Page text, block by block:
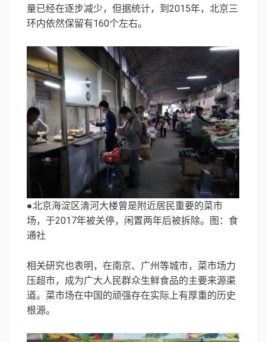
量已经在逐步减少，但据统计，到2015年，北京三
环内依然保留有160个左右。
●北京海淀区清河大楼曾是附近居民重要的菜市
场，于2017年被关停，闲置两年后被拆除。图：食
通社
相关研究也表明，在南京、广州等城市，菜市场力
压超市，成为广大人民群众生鲜食品的主要来源渠
道。菜市场在中国的顽强存在实际上有厚重的历史
根源。